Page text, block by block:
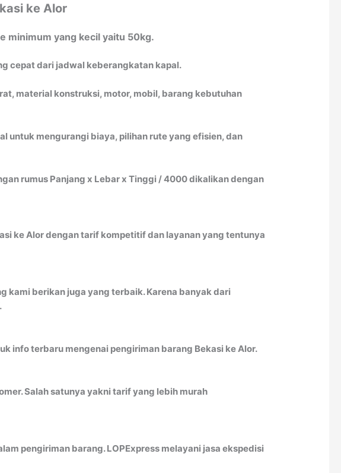
ke Alor
minimum yang kecil yaitu 50kg.
cepat dari jadwal keberangkatan kapal.
material konstruksi, motor, mobil, barang kebutuhan
untuk mengurangi biaya, pilihan rute yang efisien, dan
rumus Panjang x Lebar x Tinggi / 4000 dikalikan dengan
ke Alor dengan tarif kompetitif dan layanan yang tentunya
kami berikan juga yang terbaik. Karena banyak dari
info terbaru mengenai pengiriman barang Bekasi ke Alor.
Salah satunya yakni tarif yang lebih murah
pengiriman barang. LOPExpress melayani jasa ekspedisi